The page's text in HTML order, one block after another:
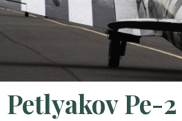
Petlyakov Pe-2